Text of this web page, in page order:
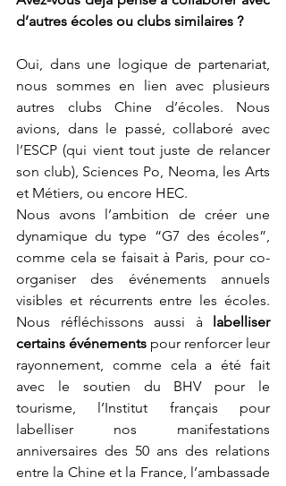
d’autres écoles ou clubs similaires ?
Oui, dans une logique de partenariat,
nous sommes en lien avec plusieurs
autres clubs Chine d’écoles. Nous
avions, dans le passé, collaboré avec
l’ESCP (qui vient tout juste de relancer
son club), Sciences Po, Neoma, les Arts
et Métiers, ou encore HEC.
Nous avons l’ambition de créer une
dynamique du type “G7 des écoles”,
comme cela se faisait à Paris, pour co-
organiser des événements annuels
visibles et récurrents entre les écoles.
Nous réfléchissons aussi à labelliser
certains événements pour renforcer leur
rayonnement, comme cela a été fait
avec le soutien du BHV pour le
tourisme, l’Institut français pour
labelliser nos manifestations
anniversaires des 50 ans des relations
entre la Chine et la France, l’ambassade